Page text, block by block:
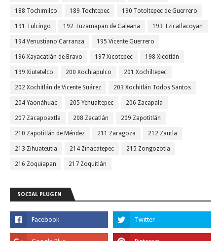
188 Tochimilco 189 Tochtepec 190 Totoltepec de Guerrero
191 Tulcingo 192 Tuzamapan de Galeana 193 Tzicatlacoyan
194 Venustiano Carranza 195 Vicente Guerrero
196 Xayacatlán de Bravo 197 Xicotepec 198 Xicotlán
199 Xiutetelco 200 Xochiapulco 201 Xochiltepec
202 Xochitlán de Vicente Suárez 203 Xochitlán Todos Santos
204 Yaonáhuac 205 Yehualtepec 206 Zacapala
207 Zacapoaxtla 208 Zacatlán 209 Zapotitlán
210 Zapotitlán de Méndez 211 Zaragoza 212 Zautla
213 Zihuateutla 214 Zinacatepec 215 Zongozotla
216 Zoquiapan 217 Zoquitlán
SOCIAL PLUGIN